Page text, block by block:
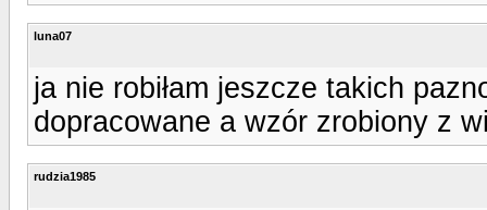
luna07
ja nie robiłam jeszcze takich
dopracowane a wzór zrobiony z
rudzia1985